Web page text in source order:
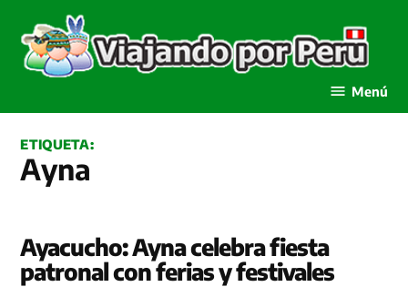
contenido
Menú
ETIQUETA:
Ayna
Ayacucho: Ayna celebra fiesta
patronal con ferias y festivales